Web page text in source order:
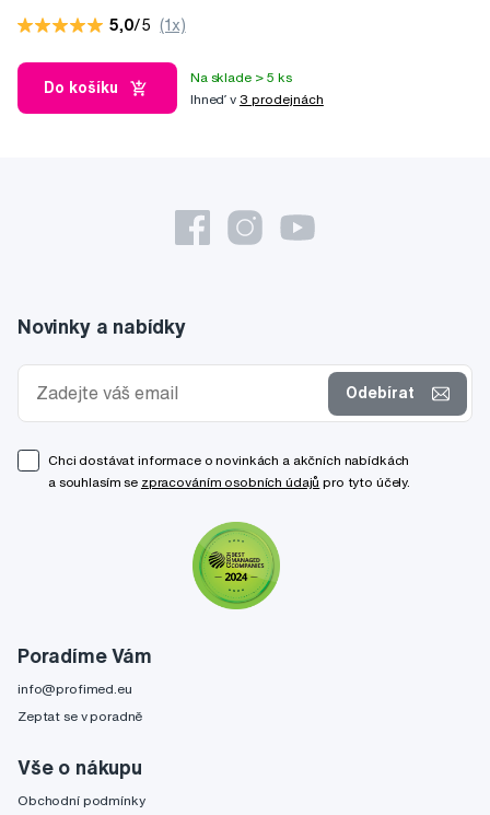
5,0/5 (1x)
Do košíku
Na sklade > 5 ks
Ihneď v 3 prodejnách
Poradíme Vám
info@profimed.eu
Zeptat se v poradně
Vše o nákupu
Obchodní podmínky
Novinky a nabídky
Odebírat
Chci dostávat informace o novinkách a akčních nabídkách
a souhlasím se zpracováním osobních údajů pro tyto účely.